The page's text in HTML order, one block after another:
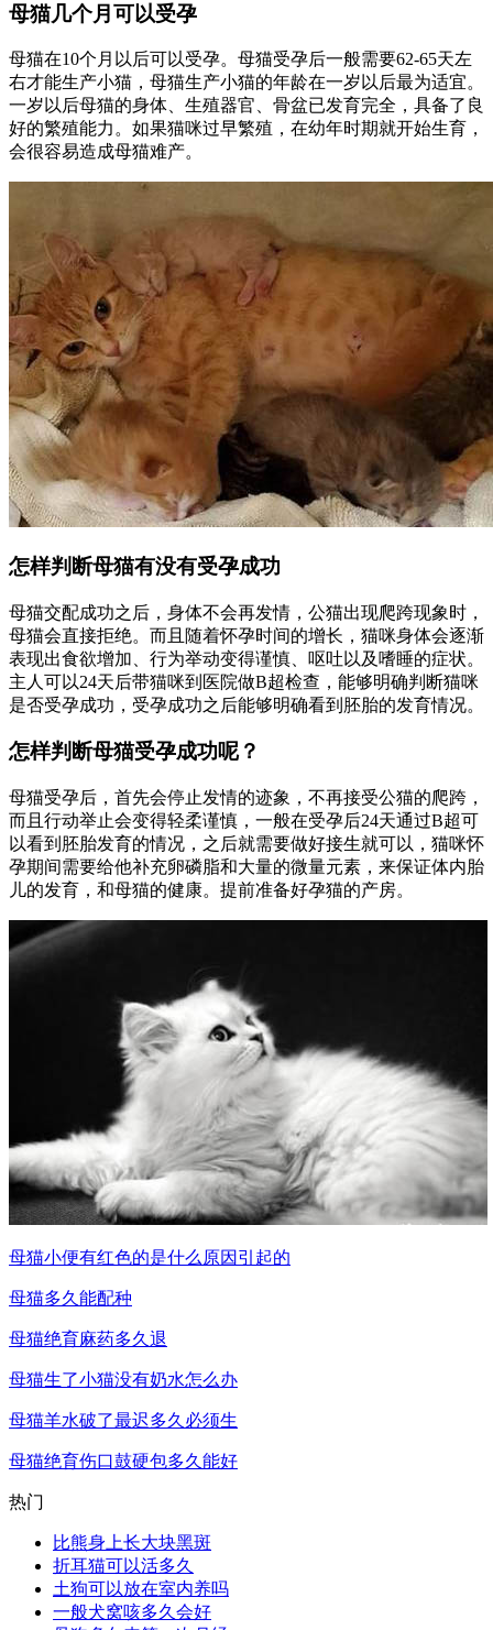
母猫几个月可以受孕
母猫在10个月以后可以受孕。母猫受孕后一般需要62-65天左
右才能生产小猫，母猫生产小猫的年龄在一岁以后最为适宜。
一岁以后母猫的身体、生殖器官、骨盆已发育完全，具备了良
好的繁殖能力。如果猫咪过早繁殖，在幼年时期就开始生育，
会很容易造成母猫难产。
怎样判断母猫有没有受孕成功
母猫交配成功之后，身体不会再发情，公猫出现爬跨现象时，
母猫会直接拒绝。而且随着怀孕时间的增长，猫咪身体会逐渐
表现出食欲增加、行为举动变得谨慎、呕吐以及嗜睡的症状。
主人可以24天后带猫咪到医院做B超检查，能够明确判断猫咪
是否受孕成功，受孕成功之后能够明确看到胚胎的发育情况。
怎样判断母猫受孕成功呢？
母猫受孕后，首先会停止发情的迹象，不再接受公猫的爬跨，
而且行动举止会变得轻柔谨慎，一般在受孕后24天通过B超可
以看到胚胎发育的情况，之后就需要做好接生就可以，猫咪怀
孕期间需要给他补充卵磷脂和大量的微量元素，来保证体内胎
儿的发育，和母猫的健康。提前准备好孕猫的产房。
母猫小便有红色的是什么原因引起的
母猫多久能配种
母猫绝育麻药多久退
母猫生了小猫没有奶水怎么办
母猫羊水破了最迟多久必须生
母猫绝育伤口鼓硬包多久能好
热门
比熊身上长大块黑斑
折耳猫可以活多久
土狗可以放在室内养吗
一般犬窝咳多久会好